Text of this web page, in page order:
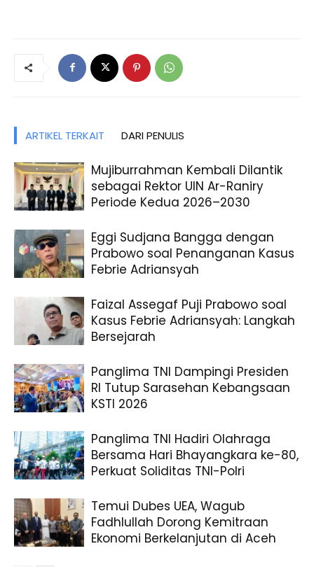
ARTIKEL TERKAIT DARI PENULIS
Mujiburrahman Kembali Dilantik
sebagai Rektor UIN Ar-Raniry
Periode Kedua 2026–2030
Eggi Sudjana Bangga dengan
Prabowo soal Penanganan Kasus
Febrie Adriansyah
Faizal Assegaf Puji Prabowo soal
Kasus Febrie Adriansyah: Langkah
Bersejarah
Panglima TNI Dampingi Presiden
RI Tutup Sarasehan Kebangsaan
KSTI 2026
Panglima TNI Hadiri Olahraga
Bersama Hari Bhayangkara ke-80,
Perkuat Soliditas TNI-Polri
Temui Dubes UEA, Wagub
Fadhlullah Dorong Kemitraan
Ekonomi Berkelanjutan di Aceh